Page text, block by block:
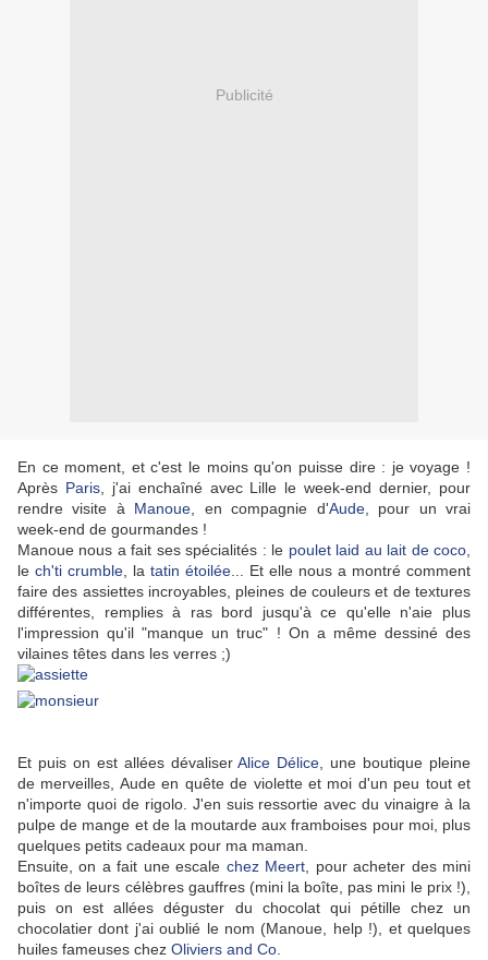
Publicité
En ce moment, et c'est le moins qu'on puisse dire : je voyage !
Après Paris, j'ai enchaîné avec Lille le week-end dernier, pour
rendre visite à Manoue , en compagnie d'Aude, pour un vrai
week-end de gourmandes !
Manoue nous a fait ses spécialités : le poulet laid au lait de coco
le ch'ti crumble , la tatin étoilée ... Et elle nous a montré comment
faire des assiettes incroyables, pleines de couleurs et de textures
différentes, remplies à ras bord jusqu'à ce qu'elle n'aie plus
l'impression qu'il "manque un truc" ! On a même dessiné des
vilaines têtes dans les verres ;)
Et puis on est allées dévaliserAlice Délice , une boutique pleine
de merveilles, Aude en quête de violette et moi d'un peu tout et
n'importe quoi de rigolo. J'en suis ressortie avec du vinaigre à la
pulpe de mange et de la moutarde aux framboises pour moi, plus
quelques petits cadeaux pour ma maman.
Ensuite, on a fait une escale chez Meert , pour acheter des mini
boîtes de leurs célèbres gauffres (mini la boîte, pas mini le prix !),
puis on est allées déguster du chocolat qui pétille chez un
chocolatier dont j'ai oublié le nom (Manoue, help !), et quelques
huiles fameuses chez Oliviers and Co